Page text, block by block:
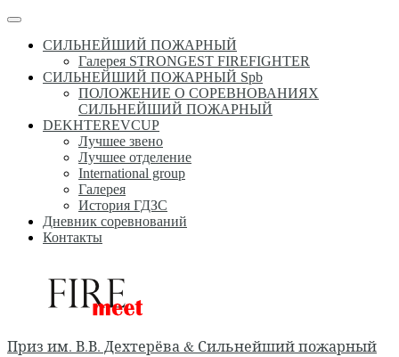
Перейти
содержимому
Меню
СИЛЬНЕЙШИЙ ПОЖАРНЫЙ
Галерея STRONGEST FIREFIGHTER
СИЛЬНЕЙШИЙ ПОЖАРНЫЙ Spb
ПОЛОЖЕНИЕ О СОРЕВНОВАНИЯХ
СИЛЬНЕЙШИЙ ПОЖАРНЫЙ
DEKHTEREVCUP
Лучшее звено
Лучшее отделение
International group
Галерея
История ГДЗС
Дневник соревнований
Контакты
Приз им. В.В. Дехтерёва & Сильнейший пожарный